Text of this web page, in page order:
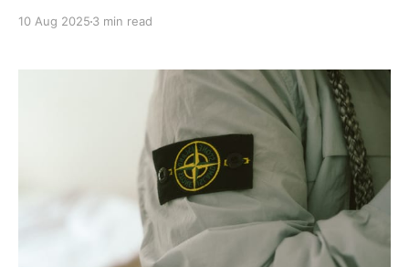
вы живёте где-то здесь) или другой страны — и
там не был, вообще не тянет. Вроде пора в отпуск,
а в голове только мысль: «Ну и
10 Aug 2025 3 min read